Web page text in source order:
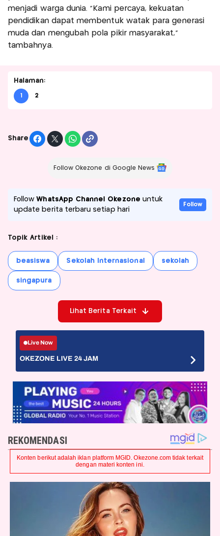
menjadi warga dunia. "Kami percaya, kekuatan
pendidikan dapat membentuk watak para generasi
muda dan mengubah pola pikir masyarakat,"
tambahnya.
Halaman:
1 2
Share
Follow Okezone di Google News
FollowWhatsApp Channel Okezone untuk
update berita terbaru setiap hari
Follow
Topik Artikel :
beasiswa Sekolah Internasional sekolah
singapura
Lihat Berita Terkait
Live Now
OKEZONE LIVE 24 JAM